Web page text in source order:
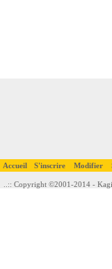
Accueil S'inscrire Modifier
..:: Copyright ©2001-2014 -